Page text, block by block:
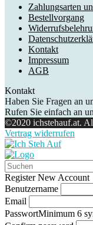
Zahlungsarten
Bestellvorgang
Kontakt
Impressum
AGB
Kontakt
Haben Sie Fragen an
Rufen Sie einfach an
©2020 ichstehauf.at.
Vertrag widerrufen
Register New Account
Benutzername
Email
PasswortMinimum 6